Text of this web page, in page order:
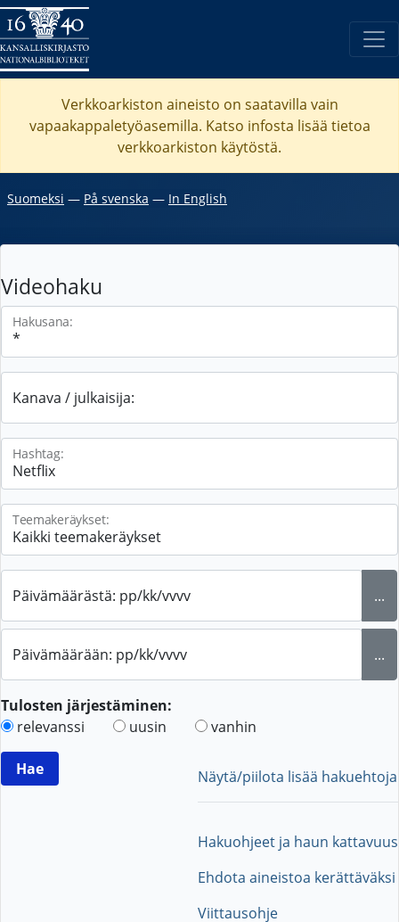
Verkkoarkiston aineisto on saatavilla vain
vapaakappaletyöasemilla. Katso infosta lisää tietoa
verkkoarkiston käytöstä.
Suomeksi ― På svenska ― In English
Videohaku
Hakusana:
Kanava / julkaisija:
Hashtag:
Teemakeräykset:
Päivämäärästä: pp/kk/vvvv ...
Päivämäärään: pp/kk/vvvv ...
Tulosten järjestäminen:
relevanssi
uusin vanhin
Näytä/piilota lisää hakuehtoja
Hakuohjeet ja haun kattavuus
Ehdota aineistoa kerättäväksi
Viittausohje